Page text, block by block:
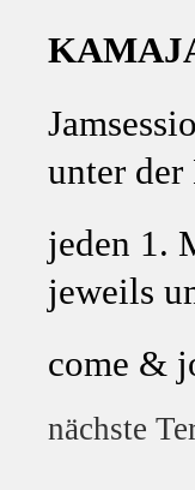
unter
jeden 1.
jeweils
come &
nächste